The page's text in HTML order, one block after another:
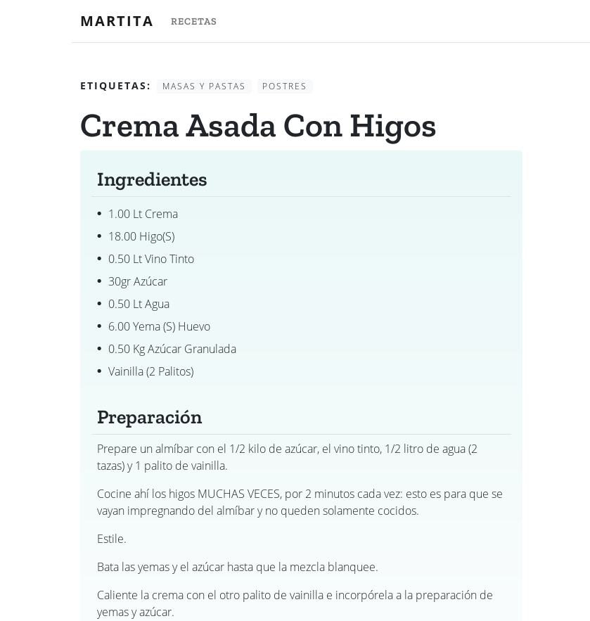
MARTITA RECETAS
ETIQUETAS: MASAS Y PASTAS POSTRES
Crema Asada Con Higos
Ingredientes
1.00 Lt Crema
18.00 Higo(s)
0.50 Lt Vino Tinto
30gr Azúcar
0.50 Lt Agua
6.00 Yema (s) Huevo
0.50 Kg Azúcar Granulada
Vainilla (2 Palitos)
Preparación
Prepare un almíbar con el 1/2 kilo de azúcar, el vino tinto, 1/2 litro de agua (2
tazas) y 1 palito de vainilla.
Cocine ahí los higos MUCHAS VECES, por 2 minutos cada vez: esto es para que se
vayan impregnando del almíbar y no queden solamente cocidos.
Estile.
Bata las yemas y el azúcar hasta que la mezcla blanquee.
Caliente la crema con el otro palito de vainilla e incorpórela a la preparación de
yemas y azúcar.